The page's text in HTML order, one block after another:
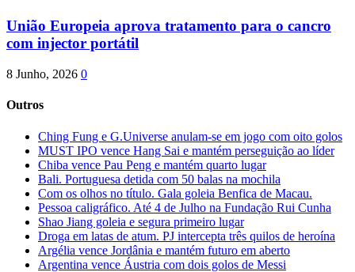
União Europeia aprova tratamento para o cancro
com injector portátil
8 Junho, 2026 0
Outros
Ching Fung e G.Universe anulam-se em jogo com oito golos
MUST IPO vence Hang Sai e mantém perseguição ao líder
Chiba vence Pau Peng e mantém quarto lugar
Bali. Portuguesa detida com 50 balas na mochila
Com os olhos no título. Gala goleia Benfica de Macau.
Pessoa caligráfico. Até 4 de Julho na Fundação Rui Cunha
Shao Jiang goleia e segura primeiro lugar
Droga em latas de atum. PJ intercepta três quilos de heroína
Argélia vence Jordânia e mantém futuro em aberto
Argentina vence Áustria com dois golos de Messi